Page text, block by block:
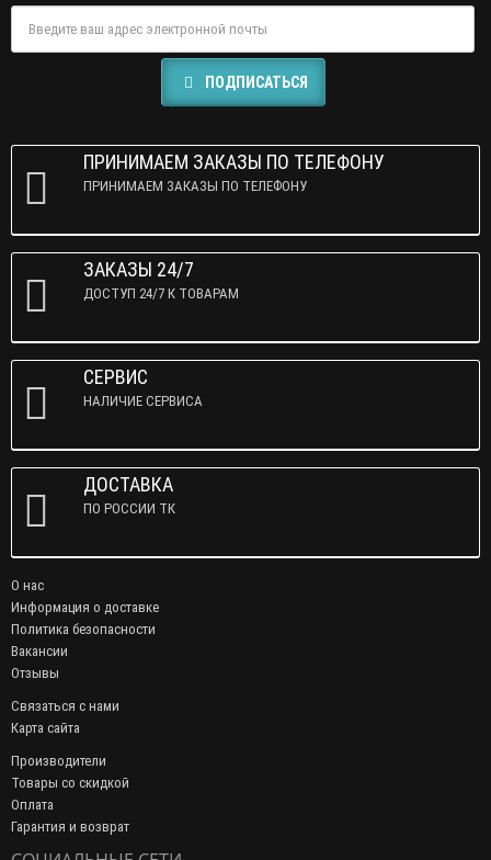
ПОДПИСАТЬСЯ
ПРИНИМАЕМ ЗАКАЗЫ ПО ТЕЛЕФОНУ
ПРИНИМАЕМ ЗАКАЗЫ ПО ТЕЛЕФОНУ
ЗАКАЗЫ 24/7
ДОСТУП 24/7 К ТОВАРАМ
СЕРВИС
НАЛИЧИЕ СЕРВИСА
ДОСТАВКА
ПО РОССИИ ТК
О нас
Информация о доставке
Политика безопасности
Вакансии
Отзывы
Связаться с нами
Карта сайта
Производители
Товары со скидкой
Оплата
Гарантия и возврат